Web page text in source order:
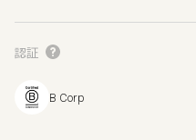
認証
B Corp